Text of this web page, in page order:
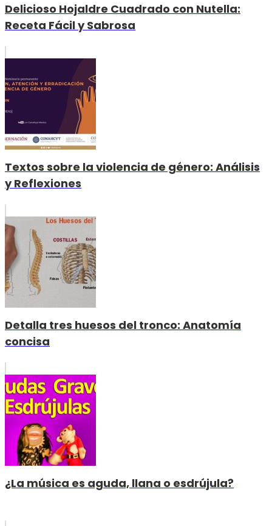
Delicioso Hojaldre Cuadrado con Nutella:
Receta Fácil y Sabrosa
Textos sobre la violencia de género: Análisis
y Reflexiones
Detalla tres huesos del tronco: Anatomía
concisa
¿La música es aguda, llana o esdrújula?